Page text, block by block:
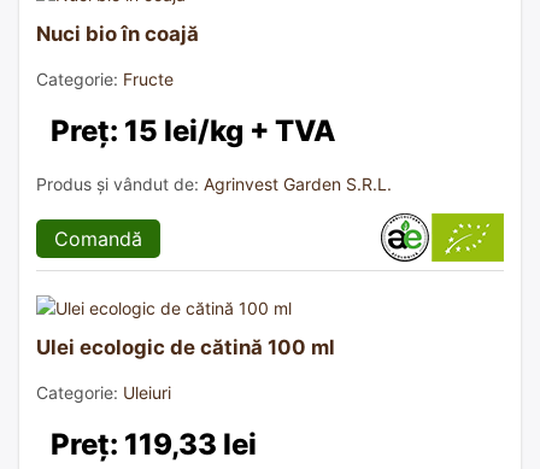
Nuci bio în coajă
Categorie: Fructe
Preț: 15 lei/kg + TVA
Produs și vândut de: Agrinvest Garden S.R.L.
Comandă
Ulei ecologic de cătină 100 ml
Categorie: Uleiuri
Preț: 119,33 lei